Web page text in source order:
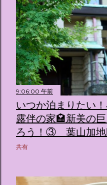
9:06:00 午前
いつか泊まりたい
露伴の家🏩新美の
ろう！③ 葉山加地
共有